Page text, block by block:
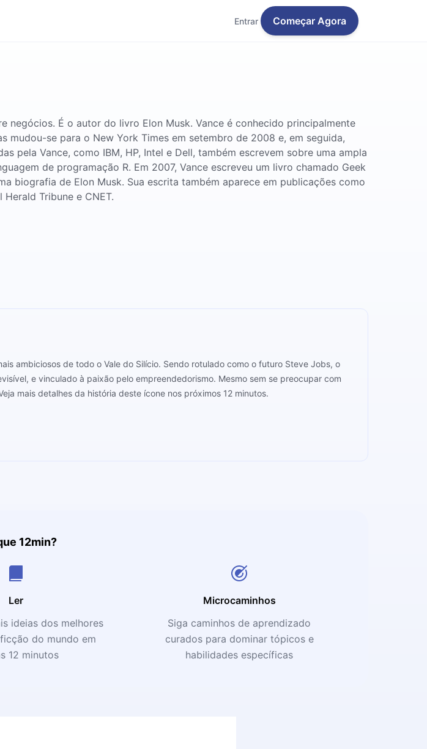
Entrar Começar Agora
negócios. É o autor do livro Elon Musk. Vance é conhecido principalmente
se para o New York Times em setembro de 2008 e, em seguida,
pela Vance, como IBM, HP, Intel e Dell, também escrevem sobre uma ampla
de programação R. Em 2007, Vance escreveu um livro chamado Geek
biografia de Elon Musk. Sua escrita também aparece em publicações como
Tribune e CNET.
ambiciosos de todo o Vale do Silício. Sendo rotulado como o futuro Steve Jobs, o
e vinculado à paixão pelo empreendedorismo. Mesmo sem se preocupar com
mais detalhes da história deste ícone nos próximos 12 minutos.
12min?
Ler
ideias dos melhores
do mundo em
12 minutos
Microcaminhos
Siga caminhos de aprendizado
curados para dominar tópicos e
habilidades específicas